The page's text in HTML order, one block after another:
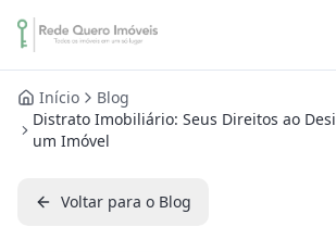
Início
Blog
Distrato Imobiliário: Seus Direitos ao
um Imóvel
Voltar para o Blog